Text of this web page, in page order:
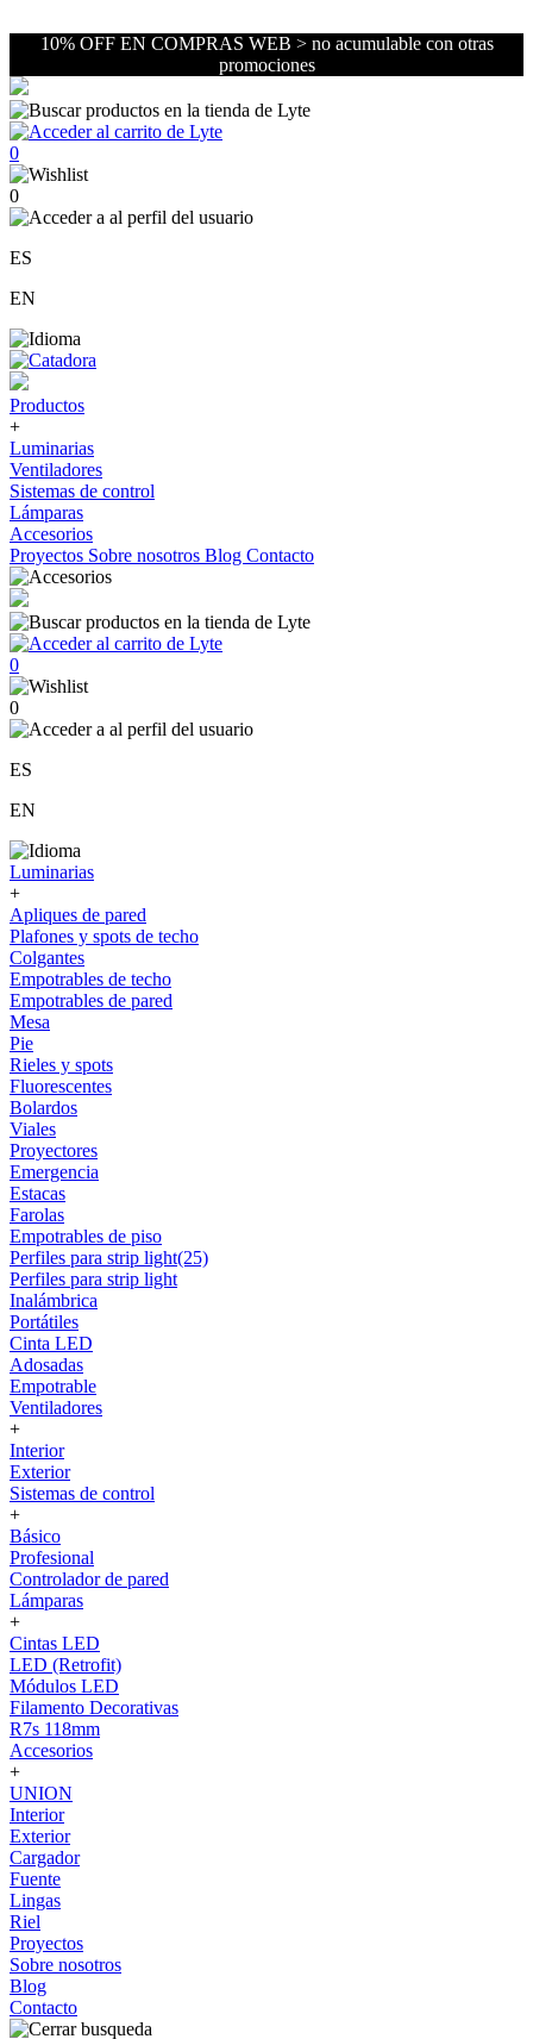
10% OFF EN COMPRAS WEB > no acumulable con otras
promociones
0
0
ES
EN
Productos
+
Luminarias
Ventiladores
Sistemas de control
Lámparas
Accesorios
Proyectos Sobre nosotros Blog Contacto
0
0
ES
EN
Luminarias
+
Apliques de pared
Plafones y spots de techo
Colgantes
Empotrables de techo
Empotrables de pared
Mesa
Pie
Rieles y spots
Fluorescentes
Bolardos
Viales
Proyectores
Emergencia
Estacas
Farolas
Empotrables de piso
Perfiles para strip light(25)
Perfiles para strip light
Inalámbrica
Portátiles
Cinta LED
Adosadas
Empotrable
Ventiladores
+
Interior
Exterior
Sistemas de control
+
Básico
Profesional
Controlador de pared
Lámparas
+
Cintas LED
LED (Retrofit)
Módulos LED
Filamento Decorativas
R7s 118mm
Accesorios
+
UNION
Interior
Exterior
Cargador
Fuente
Lingas
Riel
Proyectos
Sobre nosotros
Blog
Contacto